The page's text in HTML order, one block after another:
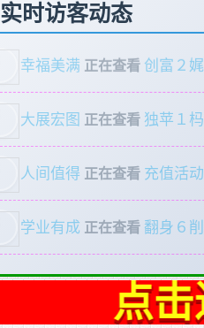
实时访客动态
幸福美满 正在查看 创富２娓
大展宏图 正在查看 独苹１杩
人间值得 正在查看 充值活动
学业有成 正在查看 翻身６削
点